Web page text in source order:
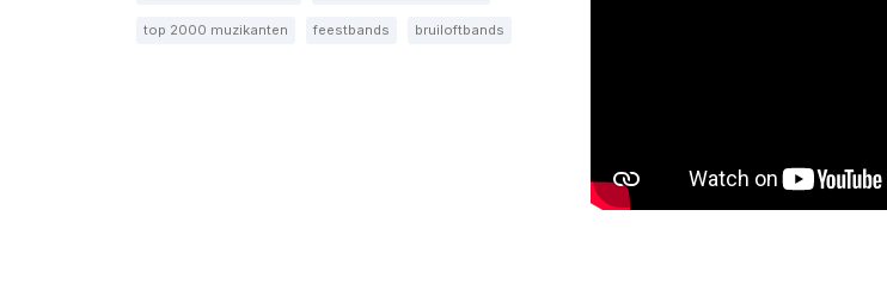
top 2000 muzikanten feestbands bruiloftbands